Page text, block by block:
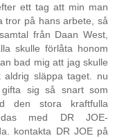
ett tag att min man
tror på hans arbete, så
från Daan West,
skulle förlåta honom
bad mig att jag skulle
släppa taget. nu
sig så snart som
den stora kraftfulla
med DR JOE-
kontakta DR JOE på